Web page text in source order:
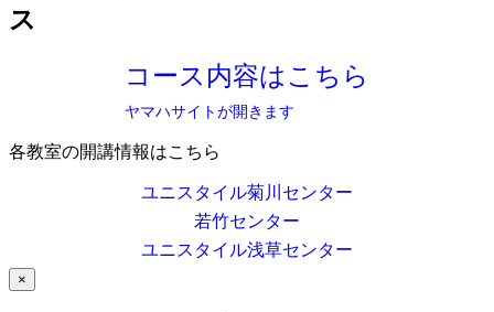
ス
コース内容はこちら
ヤマハサイトが開きます
各教室の開講情報はこちら
ユニスタイル菊川センター
若竹センター
ユニスタイル浅草センター
×